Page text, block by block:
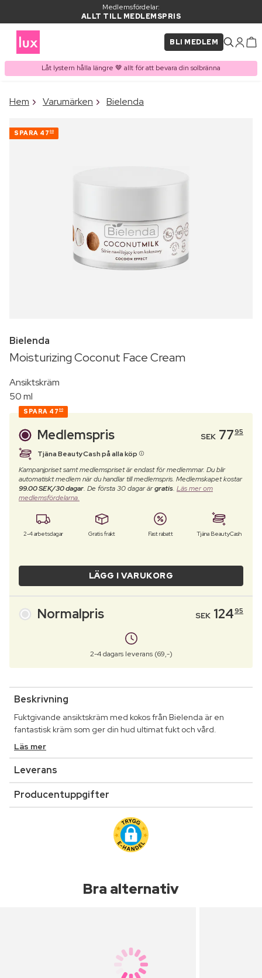
Medlemsfördelar:
ALLT TILL MEDLEMSPRIS
BLI MEDLEM
Låt lystern hålla längre 🤎 allt för att bevara din solbränna
PRODUKT I VARUKORGEN
Hem Varumärken Bielenda
SPARA 47 00
Bielenda
Moisturizing Coconut Face Cream
Ansiktskräm
50 ml
SPARA 47 00
Medlemspris SEK 7795
Tjäna BeautyCash på alla köp
Kampanjpriset samt medlemspriset är endast för medlemmar. Du blir
automatiskt medlem när du handlar till medlemspris. Medlemskapet kostar
99.00 SEK/30 dagar. De första 30 dagar ärgratis. Läs mer om
medlemsfördelarna.
2-4 arbetsdagar Gratis frakt Fast rabatt Tjäna BeautyCash
LÄGG I VARUKORG
Normalpris SEK 12495
2-4 dagars leverans (69,-)
Beskrivning
Fuktgivande ansiktskräm med kokos från Bielenda är en
fantastisk kräm som ger din hud ultimat fukt och vård.
Läs mer
Leverans
Producentuppgifter
Bra alternativ